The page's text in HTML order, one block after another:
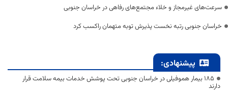
سرعت‌های غیرمجاز و خلاء مجتمع‌های رفاهی در خراسان جنوبی
خراسان جنوبی رتبه نخست پذیرش توبه متهمان راکسب کرد
پیشنهادی:
۱۸۵ بیمار هموفیلی در خراسان جنوبی تحت پوشش خدمات بیمه سلامت قرار
دارند